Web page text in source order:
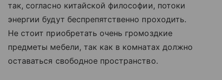
так, согласно китайской философии, потоки
энергии будут беспрепятственно проходить.
Не стоит приобретать очень громоздкие
предметы мебели, так как в комнатах должно
оставаться свободное пространство.